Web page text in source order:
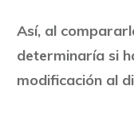
Así, al
determinaría si
modificación al